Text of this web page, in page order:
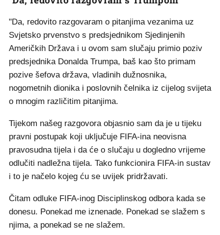
"Da, redovito razgovaram o pitanjima vezanima uz
Svjetsko prvenstvo s predsjednikom Sjedinjenih
Američkih Država i u ovom sam slučaju primio poziv
predsjednika Donalda Trumpa, baš kao što primam
pozive šefova država, vladinih dužnosnika,
nogometnih dionika i poslovnih čelnika iz cijelog svijeta
o mnogim različitim pitanjima.
Tijekom našeg razgovora objasnio sam da je u tijeku
pravni postupak koji uključuje FIFA-ina neovisna
pravosudna tijela i da će o slučaju u dogledno vrijeme
odlučiti nadležna tijela. Tako funkcionira FIFA-in sustav
i to je načelo kojeg ću se uvijek pridržavati.
Čitam odluke FIFA-inog Disciplinskog odbora kada se
donesu. Ponekad me iznenade. Ponekad se slažem s
njima, a ponekad se ne slažem.